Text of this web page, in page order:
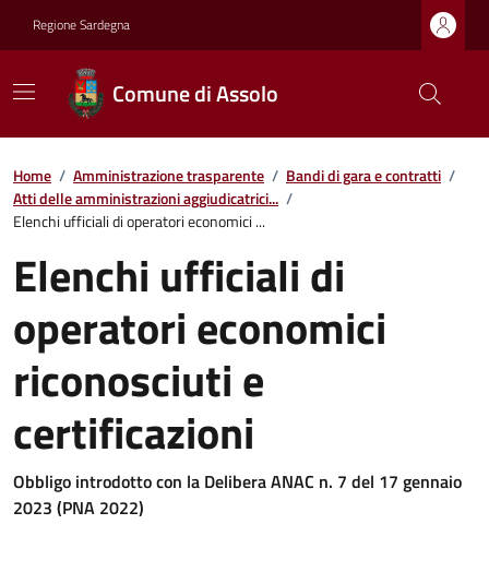
Regione Sardegna
Comune di Assolo
Home / Amministrazione trasparente / Bandi di gara e contratti /
Atti delle amministrazioni aggiudicatrici... /
Elenchi ufficiali di operatori economici ...
Elenchi ufficiali di
operatori economici
riconosciuti e
certificazioni
Obbligo introdotto con la Delibera ANAC n. 7 del 17 gennaio
2023 (PNA 2022)